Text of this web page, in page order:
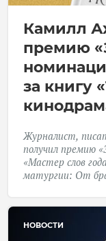
Камилл
премию
за книгу
Журналист,
получил премию
«Мастер слов
матургии: От
НОВОСТИ